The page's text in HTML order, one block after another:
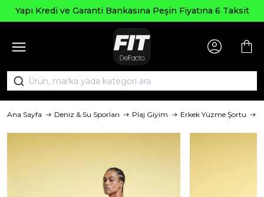
Kredi ve Garanti Bankasına Peşin Fiyatına 6 Taksit
Ana Sayfa Deniz & Su Sporları Plaj Giyim Erkek Yüzme Şortu